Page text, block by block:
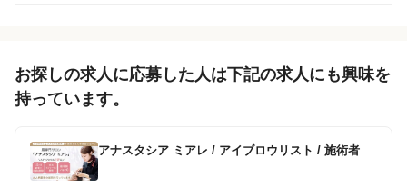
お探しの求人に応募した人は下記の求人にも興味を
持っています。
アナスタシア ミアレ / アイブロウリスト / 施術者